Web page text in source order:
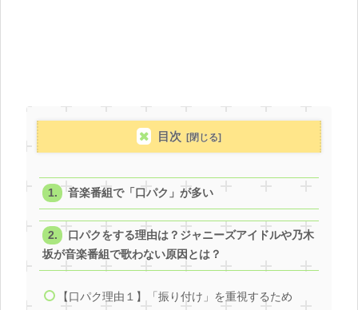
目次
音楽番組で「口パク」が多い
口パクをする理由は？ジャニーズアイドルや乃木
坂が音楽番組で歌わない原因とは？
【口パク理由１】「振り付け」を重視するため